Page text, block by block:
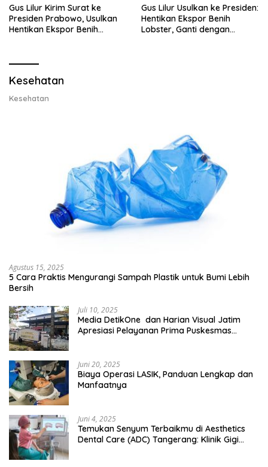
Gus Lilur Kirim Surat ke
Presiden Prabowo, Usulkan
Hentikan Ekspor Benih
Gus Lilur Usulkan ke Presiden:
Hentikan Ekspor Benih
Lobster, Ganti dengan
Kesehatan
Kesehatan
Agustus 15, 2025
5 Cara Praktis Mengurangi Sampah Plastik untuk Bumi Lebih
Bersih
Juli 10, 2025
Media DetikOne dan Harian Visual Jatim
Apresiasi Pelayanan Prima Puskesmas
Juni 20, 2025
Biaya Operasi LASIK, Panduan Lengkap dan
Manfaatnya
Juni 4, 2025
Temukan Senyum Terbaikmu di Aesthetics
Dental Care (ADC) Tangerang: Klinik Gigi